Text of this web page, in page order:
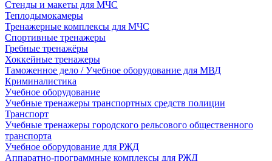
Стенды и макеты для МЧС
Теплодымокамеры
Тренажерные комплексы для МЧС
Спортивные тренажеры
Гребные тренажёры
Хоккейные тренажеры
Таможенное дело / Учебное оборудование для МВД
Криминалистика
Учебное оборудование
Учебные тренажеры транспортных средств полиции
Транспорт
Учебные тренажеры городского рельсового общественного
транспорта
Учебное оборудование для РЖД
Аппаратно-программные комплексы для РЖД